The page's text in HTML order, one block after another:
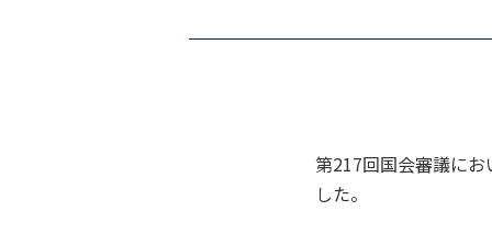
第217回国会審議に
した。